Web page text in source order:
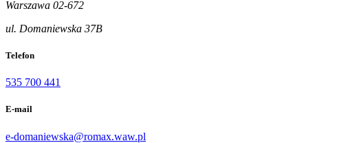
Warszawa 02-672
ul. Domaniewska 37B
Telefon
535 700 441
E-mail
e-domaniewska@romax.waw.pl